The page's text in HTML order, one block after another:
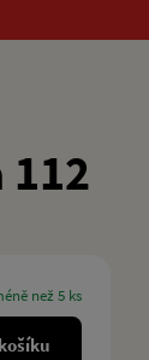
než 5 ks